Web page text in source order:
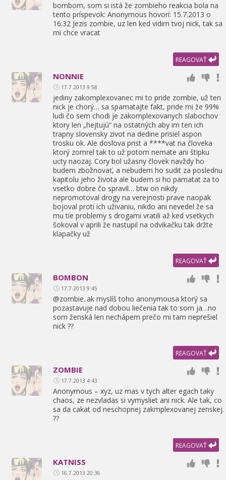
bombom, som si istá že zombieho reakcia bola na
tento príspevok: Anonymous hovorí: 15.7.2013 o
16:32 Jezis zombie, uz len ked vidim tvoj nick, tak sa
mi chce vracat
REAGOVAŤ
NONNIE
17.7.2013 9:58
jediny zakomplexovanec mi to pride zombie, už ten
nick je chorý… sa spamatajte fakt, pride mi že 99%
ludi čo sem chodi je zakomplexovanych slabochov
ktory len „hejtujú“ na ostatných aby im ten ich
trapny slovensky zivot na dedine prisiel aspon
trosku ok. Ale doslova prist a ****vat na človeka
ktorý zomrel tak to už potom nemate ani štipku
ucty naozaj. Cory bol užasny človek navždy ho
budem zbožnovať, a nebudem ho sudit za poslednu
kapitolu jeho života ale budem si ho pamatat za to
vsetko dobre čo spravil… btw on nikdy
nepromotoval drogy na verejnosti prave naopak
bojoval proti ich uživaniu, nikdo ani nevedel že sa
mu tie problemy s drogami vratili až ked vsetkych
šokoval v aprili že nastupil na odvikačku tak držte
klapačky už
REAGOVAŤ
BOMBON
17.7.2013 9:45
@zombie..ak myslíš toho anonymousa ktorý sa
pozastavuje nad dobou liečenia tak to som ja…no
som ženská len nechápem prečo mi tam neprešiel
nick ??
REAGOVAŤ
ZOMBIE
17.7.2013 4:43
Anonymous – xyz, uz mas v tych alter egach taky
chaos, ze nezvladas si vymysliet ani nick. Ale tak, co
sa da cakat od neschopnej zakmplexovanej zenskej.
??
REAGOVAŤ
KATNISS
16.7.2013 20:36